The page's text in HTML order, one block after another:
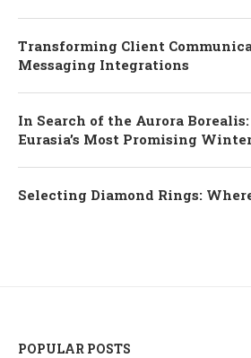
Transforming Client
Messaging Integrations
In Search of the Aurora
Eurasia’s Most Promising
Selecting Diamond Rings:
POPULAR POSTS